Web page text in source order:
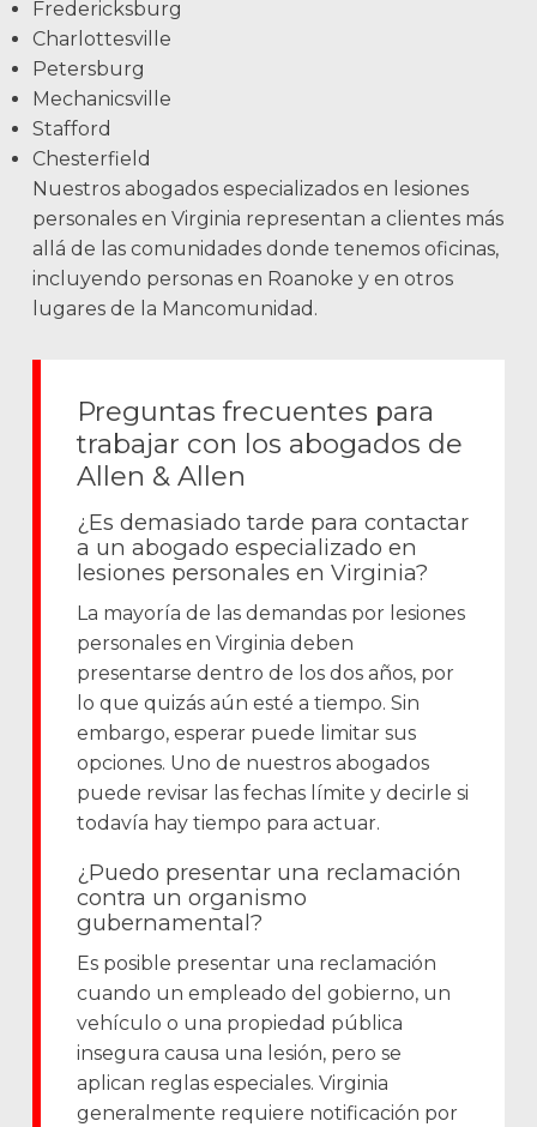
Fredericksburg
Charlottesville
Petersburg
Mechanicsville
Stafford
Chesterfield
Nuestros abogados especializados en lesiones
personales en Virginia representan a clientes más
allá de las comunidades donde tenemos oficinas,
incluyendo personas en Roanoke y en otros
lugares de la Mancomunidad.
Preguntas frecuentes para
trabajar con los abogados de
Allen & Allen
¿Es demasiado tarde para contactar
a un abogado especializado en
lesiones personales en Virginia?
La mayoría de las demandas por lesiones
personales en Virginia deben
presentarse dentro de los dos años, por
lo que quizás aún esté a tiempo. Sin
embargo, esperar puede limitar sus
opciones. Uno de nuestros abogados
puede revisar las fechas límite y decirle si
todavía hay tiempo para actuar.
¿Puedo presentar una reclamación
contra un organismo
gubernamental?
Es posible presentar una reclamación
cuando un empleado del gobierno, un
vehículo o una propiedad pública
insegura causa una lesión, pero se
aplican reglas especiales. Virginia
generalmente requiere notificación por